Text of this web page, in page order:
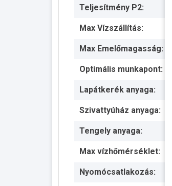
Teljesítmény P2:
Max Vízszállítás:
Max Emelőmagasság:
Optimális munkapont:
Lapátkerék anyaga:
Szivattyúház anyaga:
Tengely anyaga:
Max vízhőmérséklet:
Nyomócsatlakozás: